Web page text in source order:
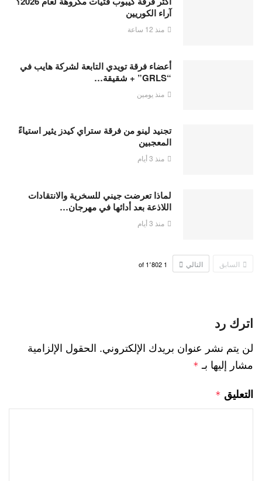
آراء الكوريين
منذ 12 ساعة
أعضاء فرقة تويدي التابعة لشركة هايب في
“GRLS” + شقيقة…
منذ يومين
تجنيد لينو من فرقة ستراي كيدز يثير استياءً
المعجبين
منذ 3 أيام
لماذا تعرضت جيني للسخرية والانتقادات
اللاذعة بعد أدائها في مهرجان…
منذ 3 أيام
السابق التالي 1 1٬802
اترك رد
لن يتم نشر عنوان بريدك الإلكتروني. الحقول الإلزامية
مشار إليها بـ *
التعليق *